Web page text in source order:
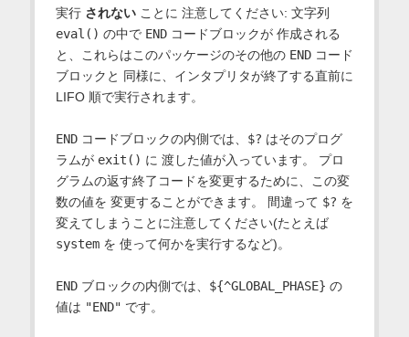
実行 されないことに 注意してください: 文字列
eval() の中で ENDコードブロックが 作成される
と、これらはこのパッケージのその他の ENDコード
ブロックと 同様に、インタプリタが終了する直前に
LIFO 順で実行されます。
ENDコードブロックの内側では、 $? はそのプログ
ラムが exit() に 渡した値が入っています。 プロ
グラムの返す終了コードを変更するために、この変
数の値を 変更することができます。 間違って $? を
変えてしまうことに注意してください(たとえば
systemを 使って何かを実行するなど)。
ENDブロックの内側では、 ${^GLOBAL_PHASE} の
値は "END" です。